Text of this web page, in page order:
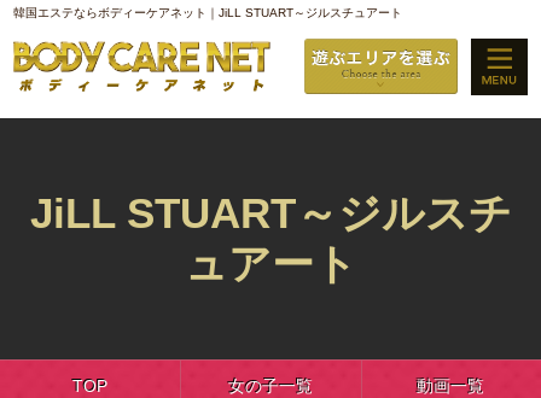
韓国エステならボディーケアネット｜JiLL STUART～ジルスチュアート
JiLL STUART～ジルスチ
ュアート
TOP 女の子一覧 動画一覧